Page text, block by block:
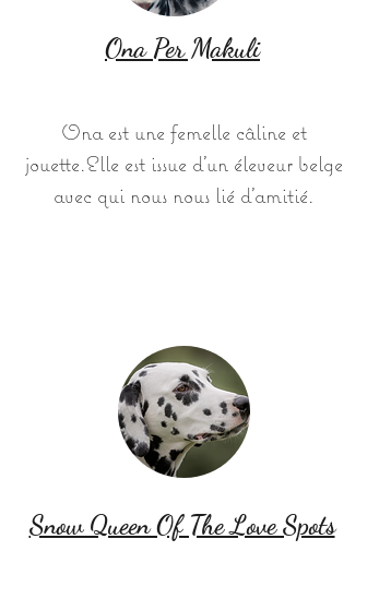
Ona Per Makuli
Ona est une femelle câline et
jouette.Elle est issue d'un éleveur belge
avec qui nous nous lié d'amitié.
Snow Queen Of The Love Spots